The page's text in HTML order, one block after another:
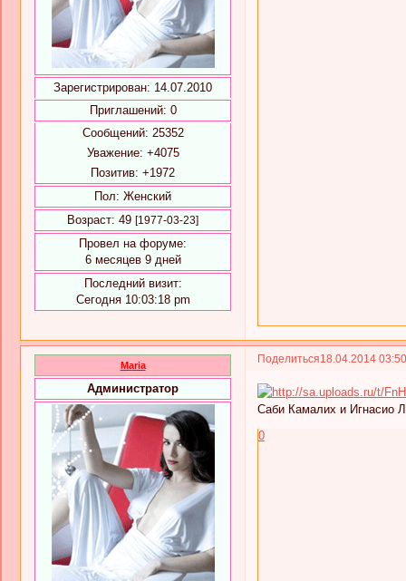
Зарегистрирован: 14.07.2010
Приглашений: 0
Сообщений: 25352
Уважение: +4075
Позитив: +1972
Пол: Женский
Возраст: 49 [1977-03-23]
Провел на форуме:
6 месяцев 9 дней
Последний визит:
Сегодня 10:03:18 pm
Поделиться18.04.2014
Maria
Администратор
Саби Камалих и Игнасио
0